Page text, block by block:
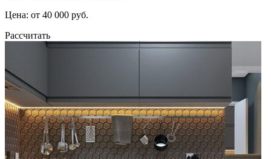
Цена: от 40 000 руб.
Рассчитать